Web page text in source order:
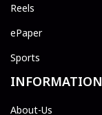
Reels
ePaper
Sports
INFORMATION
About-Us